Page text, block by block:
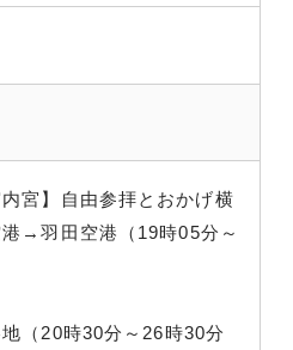
宮】自由参拝とおかげ横
→羽田空港（19時05分～
（20時30分～26時30分